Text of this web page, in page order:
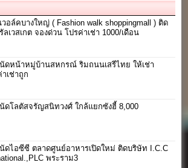
อล์คบางใหญ่ ( Fashion walk shoppingmall ) ติด
ลเวสเกต จองด่วน โปรค่าเช่า 1000/เดือน
ดหน้าหมู่บ้านสหกรณ์ ริมถนนเสรีไทย ให้เช่า
เช่าถูก
ดโลตัสจรัญสนิทวงศ์ ใกล้แยกซังฮี้ 8,000
ดไอซีซี ตลาดศูนย์อาหารเปิดใหม่ ติดบริษัท I.C.C
พระราม3